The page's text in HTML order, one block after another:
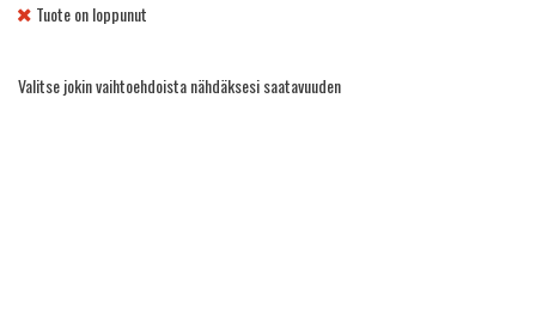
Tuote on loppunut
Valitse jokin vaihtoehdoista nähdäksesi saatavuuden